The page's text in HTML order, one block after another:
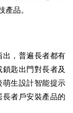
產品。
出，普遍長者都有
匙出門對長者及
萌生設計智能提示
者戶安裝產品的